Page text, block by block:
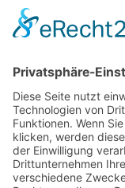
Kontakt
+49 159 / 017
Unsere